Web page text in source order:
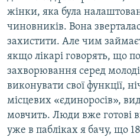
жінки, яка була
чиновників. Вона
захистити. Але чим
якщо лікарі говорять, що
захворювання серед
виконувати свої функції,
місцевих «єдиноросів»,
мовчить. Люди вже готові
уже в пабліках я бачу, що